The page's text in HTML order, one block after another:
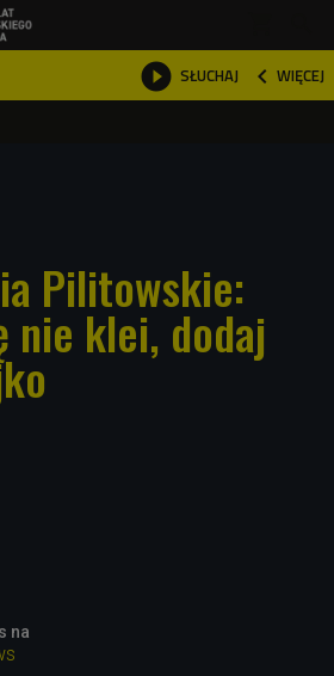
 SŁUCHAJ  WIĘCEJ

Pilitowskie:
nie klei, dodaj
na